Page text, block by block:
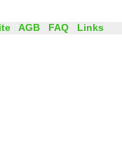
AGB FAQ Links